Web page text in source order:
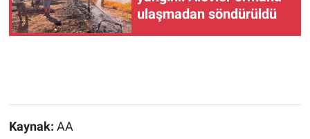
ulaşmadan söndürüldü
Kaynak: AA